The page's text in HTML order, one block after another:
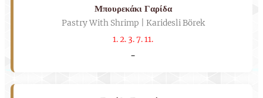
Μπουρεκάκι Γαρίδα
Pastry With Shrimp | Karidesli Börek
1. 2. 3. 7. 11.
-